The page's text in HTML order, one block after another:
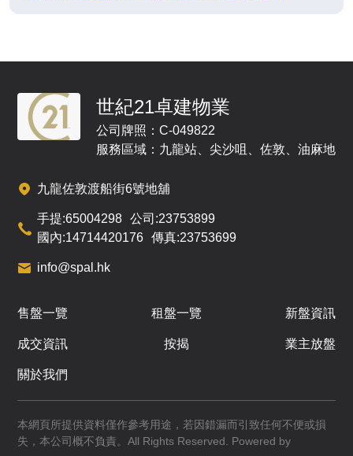
F
12
F
15
/
A
4房(4套)
B
4房(4套)
招標
4房(4套)
即將發售
4房(4套)
2,853呎
$4,871萬
2,829呎
A
2,891呎
4房(4套)
B
2,838呎
4房(4套)
世紀21卓建物業
公司牌照：C-049822
服務區域：九龍站、尖沙咀、佐敦、油麻地
九龍佐敦渡船街6號地舖
手提:65004298 公司:23753899
國內:14714420176 傳真:23753699
info@spal.hk
售盤一覽 租盤一覽 新盤資訊
成交資訊 按揭 業主放盤
關於我們
本網頁所提供資料僅作參考用途，若因錯漏而引致任何不便或損
失，本公司概不負責。All Rights Reserved. Powered by